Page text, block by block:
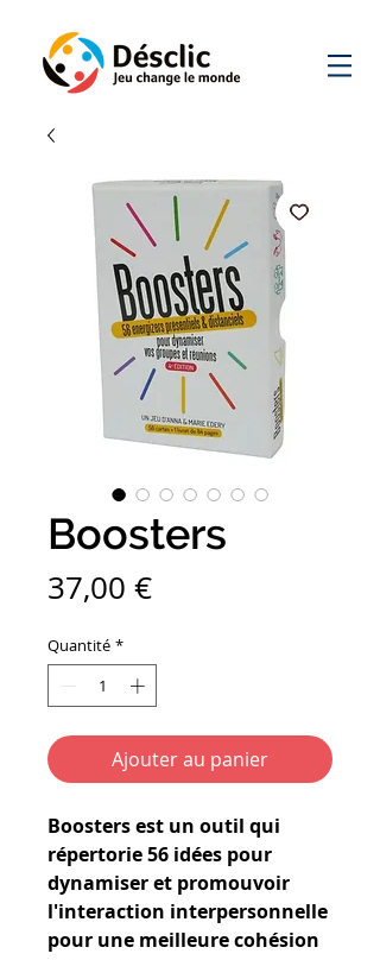
Boosters
37,00 €Prix
Quantité *
Ajouter au panier
Boosters est un outil qui
répertorie 56 idées pour
dynamiser et promouvoir
l'interaction interpersonnelle
pour une meilleure cohésion